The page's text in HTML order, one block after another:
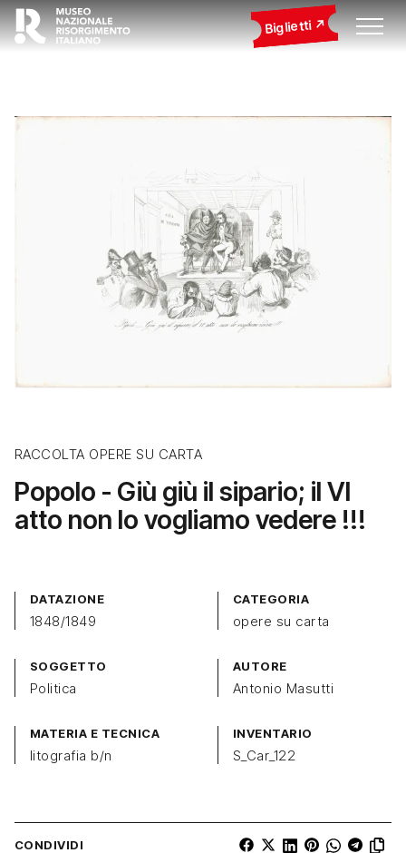
Biglietti
RACCOLTA OPERE SU CARTA
Popolo - Giù giù il sipario; il VI
atto non lo vogliamo vedere !!!
DATAZIONE
1848/1849
CATEGORIA
opere su carta
SOGGETTO
Politica
AUTORE
Antonio Masutti
MATERIA E TECNICA
litografia b/n
INVENTARIO
S_Car_122
CONDIVIDI